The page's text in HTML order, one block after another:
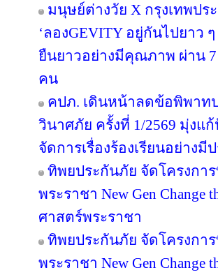
มนุษย์ต่างวัย X กรุงเทพปร
‘ลองGEVITY อยู่กันไปยาว
ยืนยาวอย่างมีคุณภาพ ผ่าน 7
คน
คปภ. เดินหน้าลดข้อพิพาท
วินาศภัย ครั้งที่ 1/2569 มุ่ง
จัดการเรื่องร้องเรียนอย่างมี
ทิพยประกันภัย จัดโครงกา
พระราชา New Gen
ศาสตร์พระราชา
ทิพยประกันภัย จัดโครงกา
พระราชา New Gen